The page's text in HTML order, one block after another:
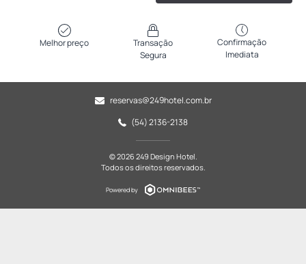
Melhor preço
Transação
Segura
Confirmação
Imediata
reservas@249hotel.com.br
(54) 2136-2138
© 2026 249 Design Hotel.
Todos os direitos reservados.
Powered by